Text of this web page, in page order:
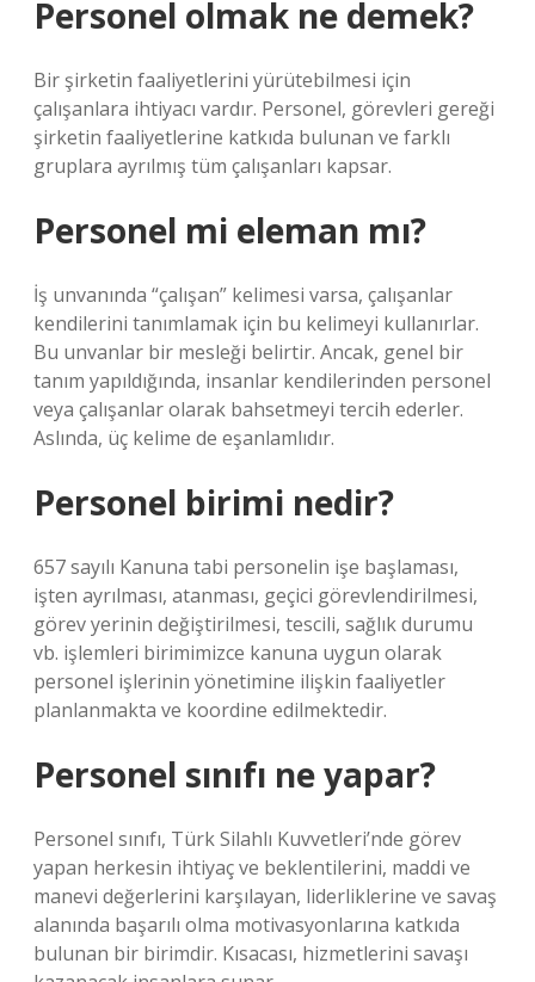
Personel olmak ne demek?
Bir şirketin faaliyetlerini yürütebilmesi için
çalışanlara ihtiyacı vardır. Personel, görevleri gereği
şirketin faaliyetlerine katkıda bulunan ve farklı
gruplara ayrılmış tüm çalışanları kapsar.
Personel mi eleman mı?
İş unvanında “çalışan” kelimesi varsa, çalışanlar
kendilerini tanımlamak için bu kelimeyi kullanırlar.
Bu unvanlar bir mesleği belirtir. Ancak, genel bir
tanım yapıldığında, insanlar kendilerinden personel
veya çalışanlar olarak bahsetmeyi tercih ederler.
Aslında, üç kelime de eşanlamlıdır.
Personel birimi nedir?
657 sayılı Kanuna tabi personelin işe başlaması,
işten ayrılması, atanması, geçici görevlendirilmesi,
görev yerinin değiştirilmesi, tescili, sağlık durumu
vb. işlemleri birimimizce kanuna uygun olarak
personel işlerinin yönetimine ilişkin faaliyetler
planlanmakta ve koordine edilmektedir.
Personel sınıfı ne yapar?
Personel sınıfı, Türk Silahlı Kuvvetleri’nde görev
yapan herkesin ihtiyaç ve beklentilerini, maddi ve
manevi değerlerini karşılayan, liderliklerine ve savaş
alanında başarılı olma motivasyonlarına katkıda
bulunan bir birimdir. Kısacası, hizmetlerini savaşı